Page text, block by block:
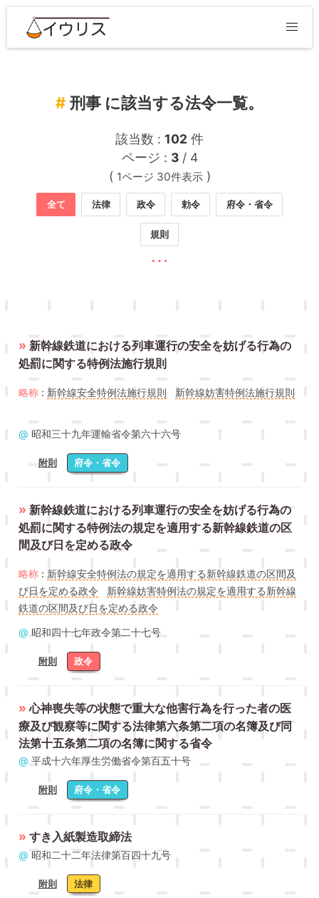
刑事 に該当する法令一覧。
該当数 : 102 件
ページ : 3 / 4
( 1ページ 30件表示)
全て 法律 政令 勅令 府令・省令
規則
» 新幹線鉄道における列車運行の安全を妨げる行為の
処罰に関する特例法施行規則
略称 : 新幹線安全特例法施行規則 新幹線妨害特例法施行規則
@ 昭和三十九年運輸省令第六十六号
附則 府令・省令
» 新幹線鉄道における列車運行の安全を妨げる行為の
処罰に関する特例法の規定を適用する新幹線鉄道の区
間及び日を定める政令
略称 : 新幹線安全特例法の規定を適用する新幹線鉄道の区間及
び日を定める政令
新幹線妨害特例法の規定を適用する新幹線
鉄道の区間及び日を定める政令
@ 昭和四十七年政令第二十七号
附則 政令
»心神喪失等の状態で重大な他害行為を行った者の医
療及び観察等に関する法律第六条第二項の名簿及び同
法第十五条第二項の名簿に関する省令
@ 平成十六年厚生労働省令第百五十号
附則 府令・省令
»すき入紙製造取締法
@ 昭和二十二年法律第百四十九号
附則 法律